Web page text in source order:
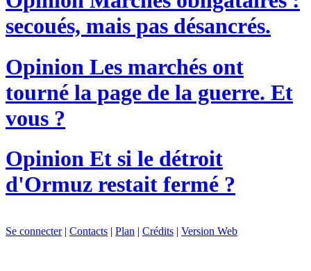
secoués, mais pas désancrés.
Opinion Les marchés ont
tourné la page de la guerre. Et
vous ?
Opinion Et si le détroit
d'Ormuz restait fermé ?
Se connecter| Contacts | Plan | Crédits | Version Web